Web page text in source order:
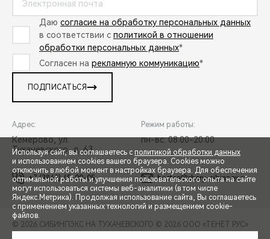
СПЕЦПРЕДЛОЖЕНИЯ
ЗАПИСЬ НА ТЕСТ-ДРАЙВ
Даю согласие на обработку персональных данных
в соответствии с политикой в отношении
обработки персональных данных*
Согласен на рекламную коммуникацию*
ПОДПИСАТЬСЯ
Адрес:
Кемерово, ул.
Тухачевского, д. 63
Режим работы:
пн-вс: 08:00-20:00
+7 (3842) 45-00-05 hostes@chery-sibinpex.ru
© 2026 СИБИНПЭКС НА ТУХАЧЕВСКОГО © 2026 ООО «ТЕНЕТ РУС»
Используя сайт, вы соглашаетесь с политикой обработки данных
и использованием cookies вашего браузера. Cookies можно
отключить в любой момент в настройках браузера. Для обеспечения
оптимальной работы и улучшения пользовательского опыта на сайте
могут использоваться системы веб-аналитики (в том числе
Яндекс.Метрика). Продолжая использование сайта, Вы соглашаетесь
с применением указанных технологий и размещением cookie-
файлов.